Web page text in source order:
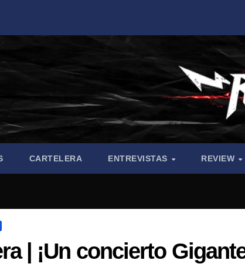
CARTELERA ENTREVISTAS REVIEW
| ¡Un concierto